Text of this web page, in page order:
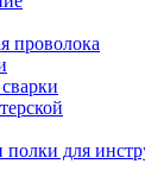
проволока
для